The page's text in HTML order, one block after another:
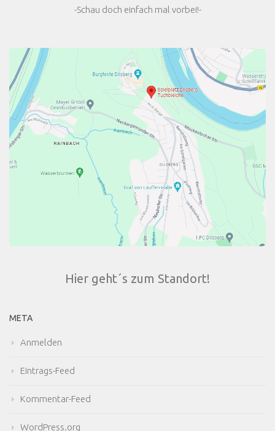
-Schau doch einfach mal vorbei!-
Hier geht´s zum Standort!
META
Anmelden
Eintrags-Feed
Kommentar-Feed
WordPress.org